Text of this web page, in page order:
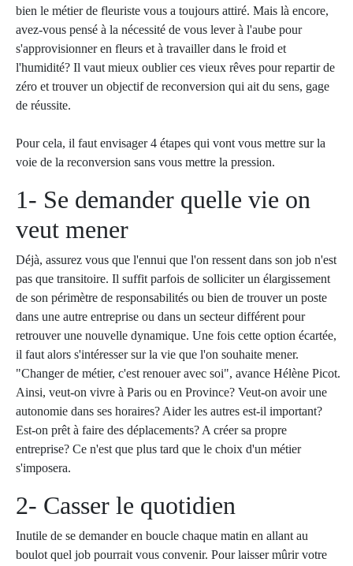
bien le métier de fleuriste vous a toujours attiré. Mais là encore,
avez-vous pensé à la nécessité de vous lever à l'aube pour
s'approvisionner en fleurs et à travailler dans le froid et
l'humidité? Il vaut mieux oublier ces vieux rêves pour repartir de
zéro et trouver un objectif de reconversion qui ait du sens, gage
de réussite.
Pour cela, il faut envisager 4 étapes qui vont vous mettre sur la
voie de la reconversion sans vous mettre la pression.
1- Se demander quelle vie on
veut mener
Déjà, assurez vous que l'ennui que l'on ressent dans son job n'est
pas que transitoire. Il suffit parfois de solliciter un élargissement
de son périmètre de responsabilités ou bien de trouver un poste
dans une autre entreprise ou dans un secteur différent pour
retrouver une nouvelle dynamique. Une fois cette option écartée,
il faut alors s'intéresser sur la vie que l'on souhaite mener.
"Changer de métier, c'est renouer avec soi", avance Hélène Picot.
Ainsi, veut-on vivre à Paris ou en Province? Veut-on avoir une
autonomie dans ses horaires? Aider les autres est-il important?
Est-on prêt à faire des déplacements? A créer sa propre
entreprise? Ce n'est que plus tard que le choix d'un métier
s'imposera.
2- Casser le quotidien
Inutile de se demander en boucle chaque matin en allant au
boulot quel job pourrait vous convenir. Pour laisser mûrir votre